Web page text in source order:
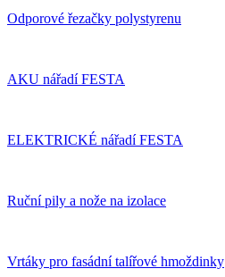
Odporové řezačky polystyrenu
AKU nářadí FESTA
ELEKTRICKÉ nářadí FESTA
Ruční pily a nože na izolace
Vrtáky pro fasádní talířové hmoždinky